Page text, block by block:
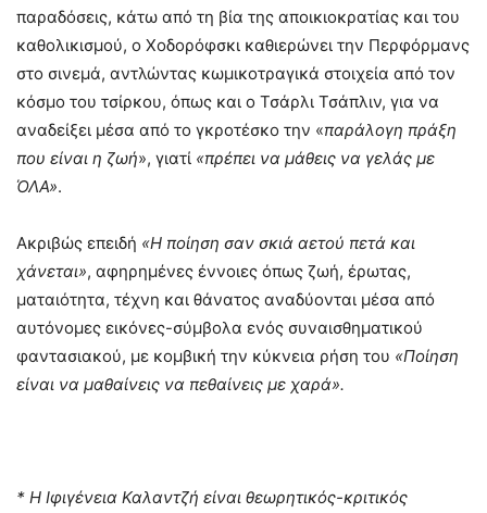
παραδόσεις, κάτω από τη βία της αποικιοκρατίας και του
καθολικισμού, ο Χοδορόφσκι καθιερώνει την Περφόρμανς
στο σινεμά, αντλώντας κωμικοτραγικά στοιχεία από τον
κόσμο του τσίρκου, όπως και ο Τσάρλι Τσάπλιν, για να
αναδείξει μέσα από το γκροτέσκο την «παράλογη πράξη
που είναι η ζωή», γιατί «πρέπει να μάθεις να γελάς με
ΌΛΑ».
Ακριβώς επειδή «Η ποίηση σαν σκιά αετού πετά και
χάνεται», αφηρημένες έννοιες όπως ζωή, έρωτας,
ματαιότητα, τέχνη και θάνατος αναδύονται μέσα από
αυτόνομες εικόνες-σύμβολα ενός συναισθηματικού
φαντασιακού, με κομβική την κύκνεια ρήση του «Ποίηση
είναι να μαθαίνεις να πεθαίνεις με χαρά».
* Η Ιφιγένεια Καλαντζή είναι θεωρητικός-κριτικός